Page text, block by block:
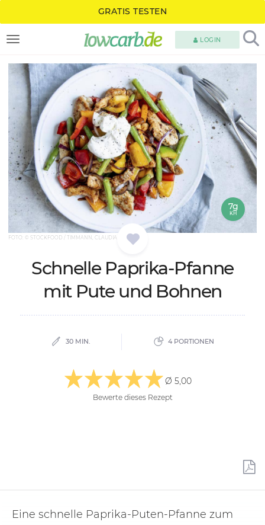
GRATIS TESTEN
TOGGLE NAVIGATION LOGIN
FOTO: © STOCKFOOD / TIMMANN, CLAUDIA
7g
KH
Schnel­le Pa­pri­ka-Pfan­ne
mit Pute und Boh­nen
30 MIN. 4 PORTIONEN
Ø 5,00
Bewerte dieses Rezept
Eine schnelle Paprika-Puten-Pfanne zum